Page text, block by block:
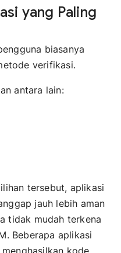
yang Paling
biasanya
verifikasi.
antara lain:
tersebut, aplikasi
jauh lebih aman
tidak mudah terkena
Beberapa aplikasi
kode